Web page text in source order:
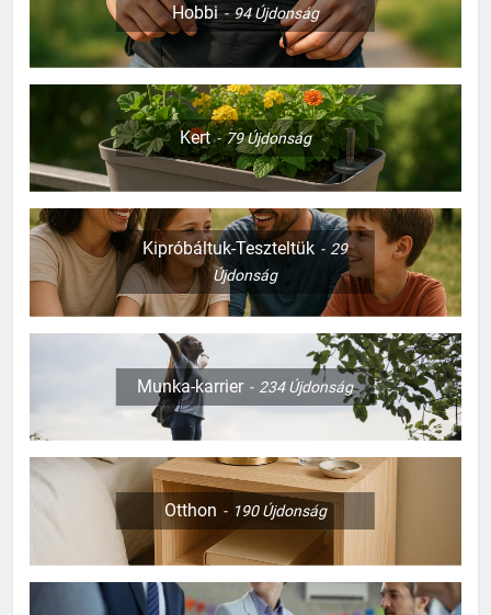
Hobbi 94Újdonság
Kert 79Újdonság
Kipróbáltuk-Teszteltük
29
Újdonság
Munka-karrier 234Újdonság
Otthon 190Újdonság